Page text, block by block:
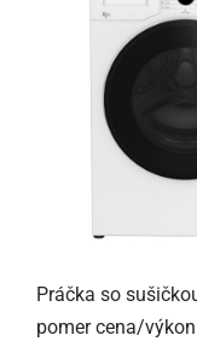
Práčka so
pomer cena/